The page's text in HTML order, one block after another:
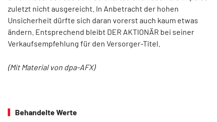
zuletzt nicht ausgereicht. In Anbetracht der hohen
Unsicherheit dürfte sich daran vorerst auch kaum etwas
ändern. Entsprechend bleibt DER AKTIONÄR bei seiner
Verkaufsempfehlung für den Versorger-Titel.
(Mit Material von dpa-AFX)
Behandelte Werte